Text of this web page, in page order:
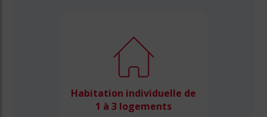
Habitation individuelle de
1 à 3 logements